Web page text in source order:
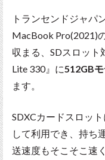
トランセンドジャパ
MacBook Pro(2021)
収まる、SDスロッ
Lite 330』に512GB
ます。
SDXCカードスロッ
して利用でき、持ち
送速度もそこそこ速